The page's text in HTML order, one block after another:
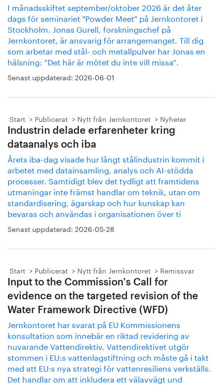
I månadsskiftet september/oktober 2026 är det åter
dags för seminariet "Powder Meet" på Jernkontoret i
Stockholm. Jonas Gurell, forskningschef på
Jernkontoret, är ansvarig för arrangemanget. Till dig
som arbetar med stål- och metallpulver har Jonas en
hälsning: ”Det här är mötet du inte vill missa”.
Senast uppdaterad: 2026-06-01
Start Publicerat Nytt från Jernkontoret Nyheter
Industrin delade erfarenheter kring
dataanalys och iba
Årets iba-dag visade hur långt stålindustrin kommit i
arbetet med datainsamling, analys och AI-stödda
processer. Samtidigt blev det tydligt att framtidens
utmaningar inte främst handlar om teknik, utan om
standardisering, ägarskap och hur kunskap kan
bevaras och användas i organisationen över ti
Senast uppdaterad: 2026-05-28
Start Publicerat Nytt från Jernkontoret Remissvar
Input to the Commission's Call for
evidence on the targeted revision of the
Water Framework Directive (WFD)
Jernkontoret har svarat på EU Kommissionens
konsultation som innebär en riktad revidering av
nuvarande Vattendirektiv. Vattendirektivet utgör
stommen i EU:s vattenlagstiftning och måste gå i takt
med att EU:s nya strategi för vattenresiliens verkställs.
Det handlar om att inkludera ett välavvägt und